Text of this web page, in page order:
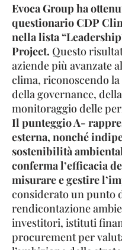
Evoca Group ha
questionario CDP
nella lista
Project. Questo
aziende più avanzate
clima, riconoscendo
della governance,
monitoraggio delle
Il punteggio A-
esterna, nonché
sostenibilità
conferma l’efficacia
misurare e gestire
considerato un punto
rendicontazione
investitori, istituti
procurement per